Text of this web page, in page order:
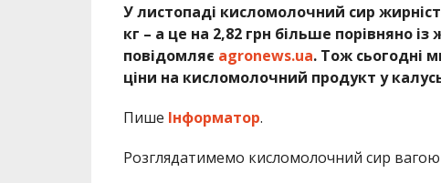
У листопаді кисломолочний сир
кг – а це на 2,82 грн більше порівняно
повідомляє agronews.ua. Тож сьогодні
ціни на кисломолочний продукт у
Пише Інформатор.
Розглядатимемо кисломолочний сир вагою